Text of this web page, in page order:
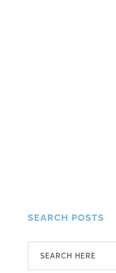
SEARCH POSTS